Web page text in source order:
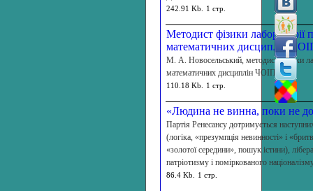
242.91 Kb. 1 стр.
Методист фізики лабораторії
математичних дисциплін
М. А. Новосельський, методист фізики
математичних дисциплін ЧОІПОПП
110.18 Kb. 1 стр.
«Людина не винна, поки не
Партія Ренесансу дотримується
(логіка, «презумпція невинності» і
«золотої середини», пошук істини),
патріотизму і поміркованого
86.4 Kb. 1 стр.